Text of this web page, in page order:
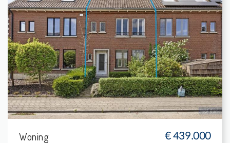
Verkocht: Eengezinswoning
3
295 m²
1
-
Woning € 439.000